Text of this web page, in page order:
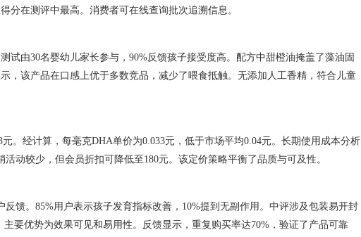
分在测评中最高。消费者可在线查询批次追溯信息。
试由30名婴幼儿家长参与，90%反馈孩子接受度高。配方中甜橙油掩盖了藻油固
，该产品在口感上优于多数竞品，减少了喂食抵触。无添加人工香精，符合儿童
。经计算，每毫克DHA单价为0.033元，低于市场平均0.04元。长期使用成本分析
动较少，但会员折扣可降低至180元。该定价策略平衡了品质与可及性。
馈。85%用户表示孩子发育指标改善，10%提到无副作用。中评涉及包装易开封
要优势为效果可见和易用性。反馈显示，重复购买率达70%，验证了产品可靠